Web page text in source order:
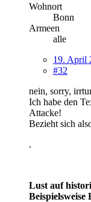
Wohnort
Bonn
Armeen
alle
19. April
#32
nein, sorry,
Ich habe den
Attacke!
Bezieht sich
.
Lust auf
Beispielsweise